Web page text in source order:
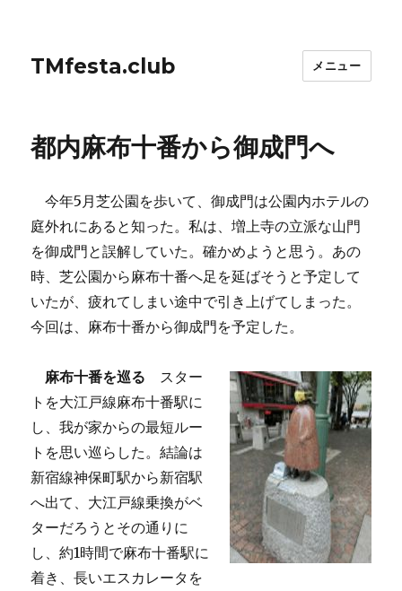
TMfesta.club メニュー
都内麻布十番から御成門へ
今年5月芝公園を歩いて、御成門は公園内ホテルの
庭外れにあると知った。私は、増上寺の立派な山門
を御成門と誤解していた。確かめようと思う。あの
時、芝公園から麻布十番へ足を延ばそうと予定して
いたが、疲れてしまい途中で引き上げてしまった。
今回は、麻布十番から御成門を予定した。
麻布十番を巡る スター
トを大江戸線麻布十番駅に
し、我が家からの最短ルー
トを思い巡らした。結論は
新宿線神保町駅から新宿駅
へ出て、大江戸線乗換がベ
ターだろうとその通りに
し、約1時間で麻布十番駅に
着き、長いエスカレータを